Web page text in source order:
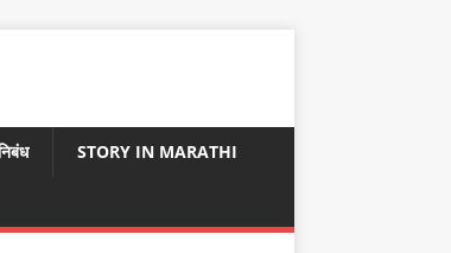
STORY IN MARATHI